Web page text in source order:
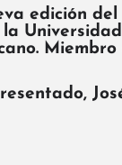
edición
la